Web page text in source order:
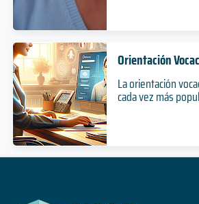
Orientación
La orientación
cada vez más